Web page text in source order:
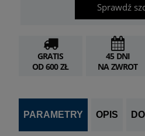
Sprawdź
GRATIS
OD 600 ZŁ
45 DNI
NA ZWROT
PARAMETRY OPIS